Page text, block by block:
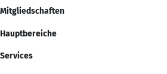
Mitgliedschaften
Hauptbereiche
Services